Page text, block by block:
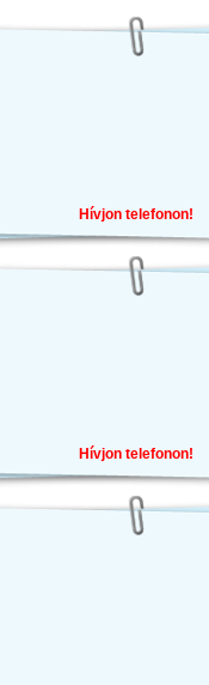
Hívjon telefonon!
Hívjon telefonon!